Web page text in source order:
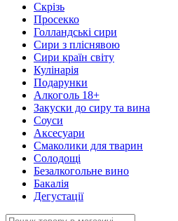
Скрізь
Просекко
Голландські сири
Сири з пліснявою
Сири країн світу
Кулінарія
Подарунки
Алкоголь 18+
Закуски до сиру та вина
Соуси
Аксесуари
Смаколики для тварин
Солодощі
Безалкогольне вино
Бакалія
Дегустації